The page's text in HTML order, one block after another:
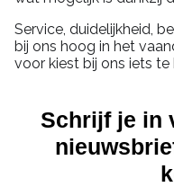
Service, duidelijkheid,
bij ons hoog in het
voor kiest bij ons iets te
Schrijf je in